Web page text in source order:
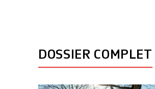
DOSSIER COMPLET